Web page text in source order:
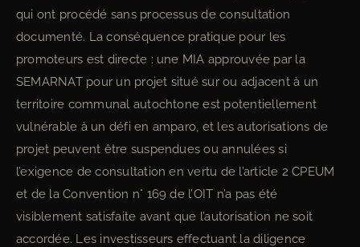
qui ont procédé sans processus de consultation
documenté. La conséquence pratique pour les
promoteurs est directe : une MIA approuvée par la
SEMARNAT pour un projet situé sur ou adjacent à un
territoire communal autochtone est potentiellement
vulnérable à un défi en amparo, et les autorisations de
projet peuvent être suspendues ou annulées si
l’exigence de consultation en vertu de l’article 2 CPEUM
et de la Convention n° 169 de l’OIT n’a pas été
visiblement satisfaite avant que l’autorisation ne soit
accordée. Les investisseurs effectuant la diligence